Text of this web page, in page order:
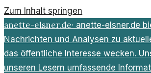
Zum Inhalt springen
anette-elsner.de· anette-elsner.de
Nachrichten und Analysen zu
das öffentliche Interesse wecken.
unseren Lesern umfassende